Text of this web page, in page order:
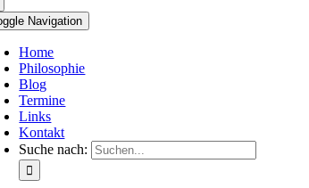
Navigation
Home
Philosophie
Blog
Termine
Links
Kontakt
Suche nach: